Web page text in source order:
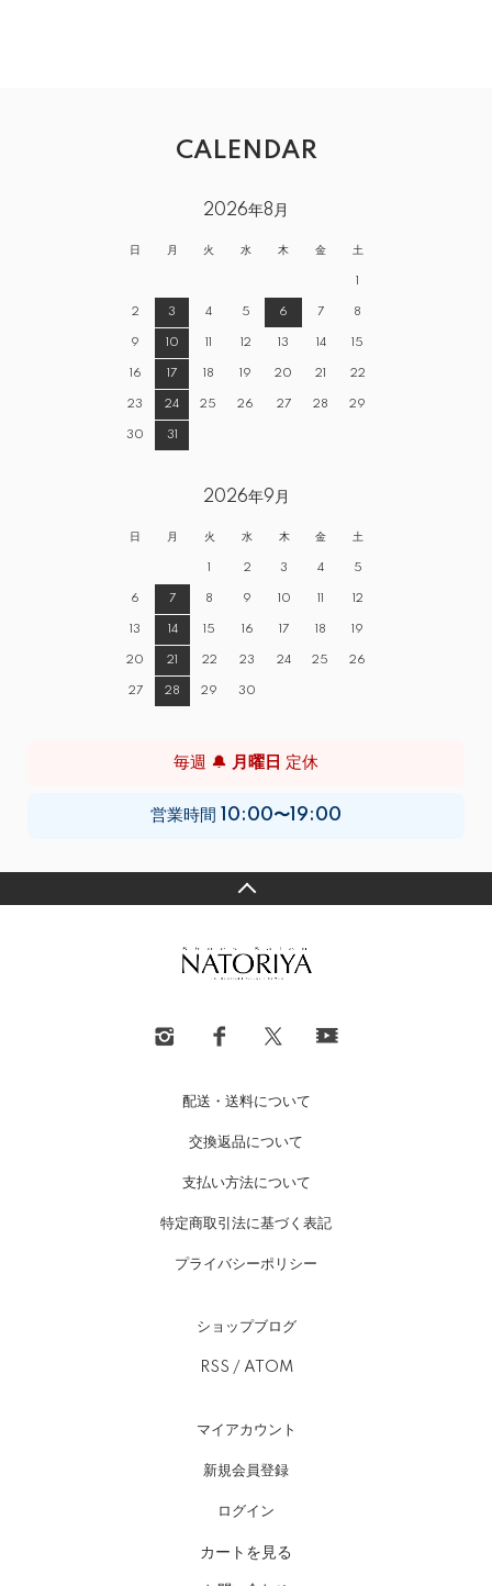
CALENDAR
2026年8月
日 月 火 水 木 金 土
1
2 3 4 5 6 7 8
9 10 11 12 13 14 15
16 17 18 19 20 21 22
23 24 25 26 27 28 29
30 31
2026年9月
日 月 火 水 木 金 土
1 2 3 4 5
6 7 8 9 10 11 12
13 14 15 16 17 18 19
20 21 22 23 24 25 26
27 28 29 30
毎週 🔔 月曜日 定休
営業時間 10:00〜19:00
配送・送料について
交換返品について
支払い方法について
特定商取引法に基づく表記
プライバシーポリシー
ショップブログ
RSS / ATOM
マイアカウント
新規会員登録
ログイン
カートを見る